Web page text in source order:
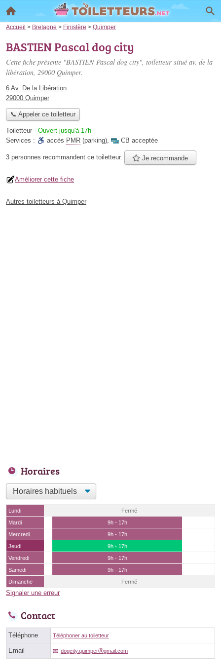
Accueil > Bretagne > Finistère > Quimper
BASTIEN Pascal dog city
Cette fiche présente "BASTIEN Pascal dog city", toiletteur situé av. de la
libération, 29000 Quimper.
6 Av. De la Libération
29000 Quimper
📞 Appeler ce toiletteur
Toiletteur - Ouvert jusqu'à 17h
Services :
accès PMR (parking), CB acceptée
3 personnes recommandent ce toiletteur. Je recommande
Améliorer cette fiche
Autres toiletteurs à Quimper
Horaires
Lundi
Fermé
Mardi
9h - 17h
Mercredi
9h - 17h
Jeudi
9h - 17h
Vendredi
9h - 17h
Samedi
9h - 17h
Dimanche
Fermé
Signaler une erreur
Contact
Téléphone Téléphoner au toiletteur
Email dogcity.quimperⓐgmail.com